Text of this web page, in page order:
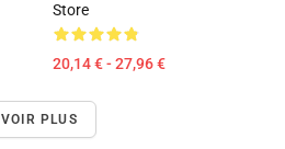
Store
20,14 € - 27,96 €
VOIR PLUS